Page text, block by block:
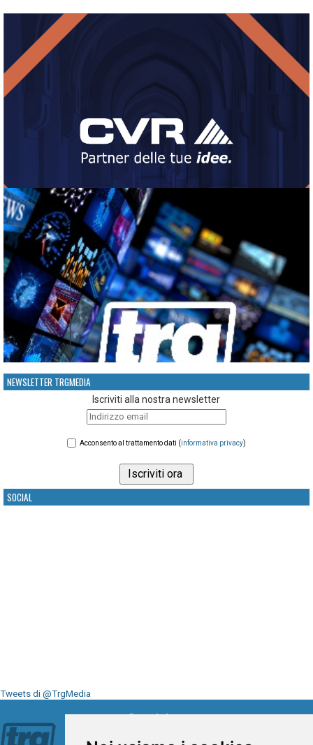
NEWSLETTER TRGMEDIA
Iscriviti alla nostra newsletter
Acconsento al trattamento dati (informativa privacy)
SOCIAL
Tweets di @TrgMedia
Seguici su